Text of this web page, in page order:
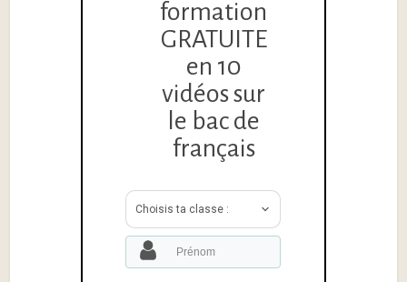
formation
GRATUITE
en 10
vidéos sur
le bac de
français
Choisis ta classe :